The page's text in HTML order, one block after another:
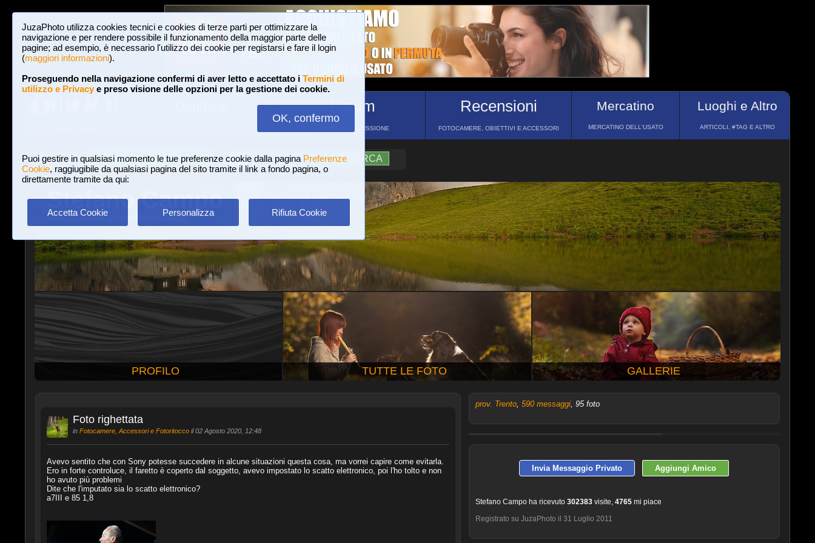
JuzaPhoto utilizza cookies tecnici e cookies di terze parti per ottimizzare la
navigazione e per rendere possibile il funzionamento della maggior parte delle
pagine; ad esempio, è necessario l'utilizzo dei cookie per registarsi e fare il login
(maggiori informazioni).
Proseguendo nella navigazione confermi di aver letto e accettato i Termini di
utilizzo e Privacye preso visione delle opzioni per la gestione dei cookie.
OK, confermo
Puoi gestire in qualsiasi momento le tue preferenze cookie dalla pagina Preferenze
Cookie, raggiugibile da qualsiasi pagina del sito tramite il link a fondo pagina, o
direttamente tramite da qui:
Accetta Cookie Personalizza Rifiuta Cookie
Forum
FORUM DI DISCUSSIONE
Recensioni
FOTOCAMERE, OBIETTIVI E ACCESSORI
Mercatino
MERCATINO DELL'USATO
Luoghi e Altro
ARTICOLI, #TAG E ALTRO
Login Iscriviti a JuzaPhoto! A A ?AIUTO RICERCA
Stefano Campo
www.juzaphoto.com/p/StefanoCampo
PROFILO TUTTE LE FOTO GALLERIE
Foto righettata
in Fotocamere, Accessori e Fotoritoccoil 02 Agosto 2020, 12:48
Avevo sentito che con Sony potesse succedere in alcune situazioni questa cosa, ma vorrei capire come evitarla.
Ero in forte controluce, il faretto è coperto dal soggetto, avevo impostato lo scatto elettronico, poi l'ho tolto e non
ho avuto più problemi
Dite che l'imputato sia lo scatto elettronico?
a7III e 85 1,8
prov. Trento, 590 messaggi, 95 foto
Invia Messaggio Privato Aggiungi Amico
Stefano Campo ha ricevuto 302383visite, 4765mi piace
Registrato su JuzaPhoto il 31 Luglio 2011